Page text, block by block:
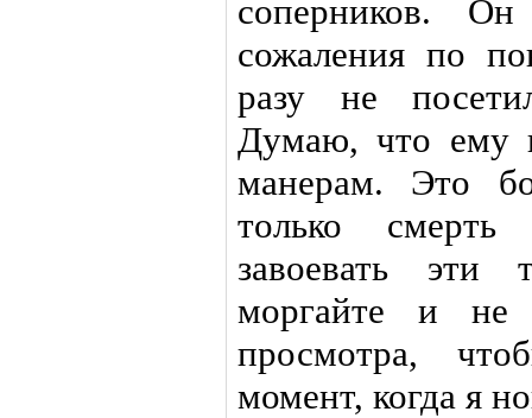
соперников.
сожаления по
разу не
Думаю, что ему
манерам. Это
только
завоевать
моргайте и не
просмотра,
момент, когда я